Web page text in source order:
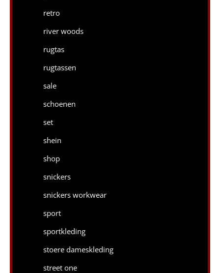
retro
river woods
rugtas
rugtassen
sale
schoenen
set
shein
shop
snickers
snickers workwear
sport
sportkleding
stoere dameskleding
street one